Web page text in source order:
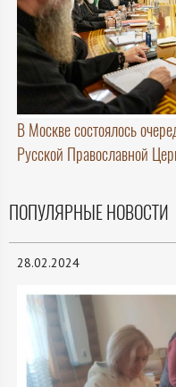
В Москве состоялось
Русской Православной
ПОПУЛЯРНЫЕ НОВОСТИ
28.02.2024